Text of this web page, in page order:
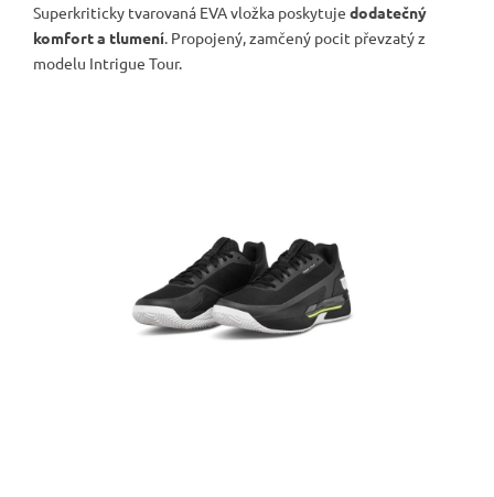
Superkriticky tvarovaná EVA vložka poskytuje dodatečný
komfort a tlumení. Propojený, zamčený pocit převzatý z
modelu Intrigue Tour.